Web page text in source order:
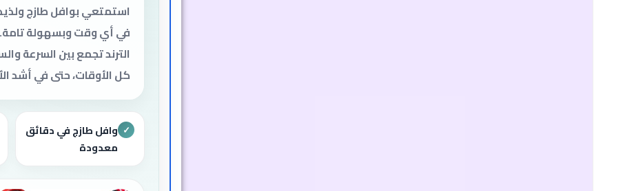
استمتعي بوافل طازج
في أي وقت وبسهولة تامة.
الترند تجمع بين السرعة
كل الأوقات، حتى في أشد
✓ وافل طازج في دقائق
معدودة